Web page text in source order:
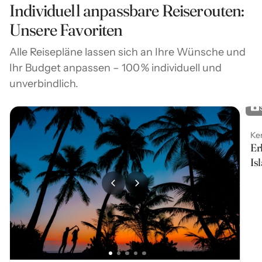
wasserreiche
Maasai
Maraoder Entspannung an der
Küste beiDiani Beachan.
Individuell anpassbare Reiserouten:
Unsere Favoriten
Alle Reisepläne lassen sich an Ihre Wünsche und
Ihr Budget anpassen – 100 % individuell und
unverbindlich.